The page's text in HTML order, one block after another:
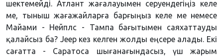
шектемейді. Атлант жағалауымен серуендегіңіз келе
ме, тыныш жағажайларға барғыңыз келе ме немесе
Майами - Нейплс - Тампа бағытымен саяхаттауды
қалайсыз ба? Jeep кез келген жолды еңсере алады. Екі
сағатта - Саратоса шығанағындасыз, үш жарым